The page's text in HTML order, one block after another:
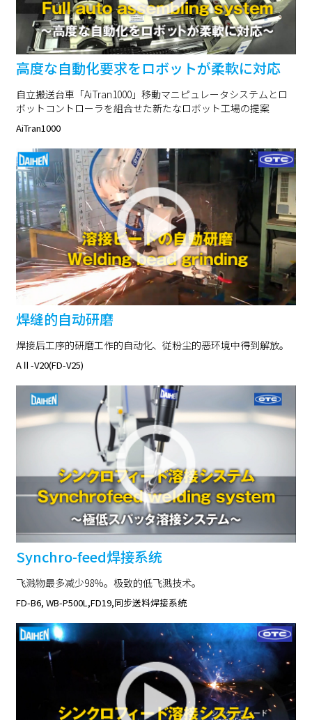
高度な自動化要求をロボットが柔軟に対応
自立搬送台車「AiTran1000」移動マニピュレータシステムとロ
ボットコントローラを組合せた新たなロボット工場の提案
AiTran1000
焊缝的自动研磨
焊接后工序的研磨工作的自动化、従粉尘的恶环境中得到解放。
AⅡ-V20(FD-V25)
Synchro-feed焊接系统
飞溅物最多减少98％。极致的低飞溅技术。
FD-B6, WB-P500L,FD19,同步送料焊接系统